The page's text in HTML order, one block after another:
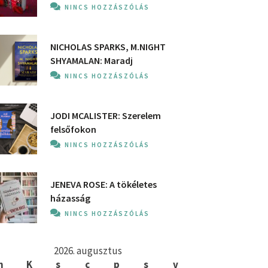
NINCS HOZZÁSZÓLÁS
NICHOLAS SPARKS, M.NIGHT
SHYAMALAN: Maradj
NINCS HOZZÁSZÓLÁS
JODI MCALISTER: Szerelem
felsőfokon
NINCS HOZZÁSZÓLÁS
JENEVA ROSE: A ​tökéletes
házasság
NINCS HOZZÁSZÓLÁS
2026. augusztus
K s c p s v